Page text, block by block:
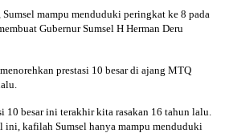
mampu menduduki peringkat ke 8 pada
Gubernur Sumsel H Herman Deru
prestasi 10 besar di ajang MTQ
10 besar ini terakhir kita rasakan 16 tahun lalu.
ini, kafilah Sumsel hanya mampu menduduki